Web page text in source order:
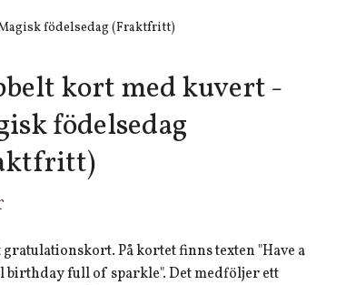
födelsedag (Fraktfritt)
kort med kuvert -
födelsedag
På kortet finns texten "Have a
birthday full of sparkle". Det medföljer ett